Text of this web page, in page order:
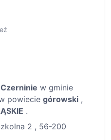
w gminie
powiecie górowski ,
.
2 , 56-200